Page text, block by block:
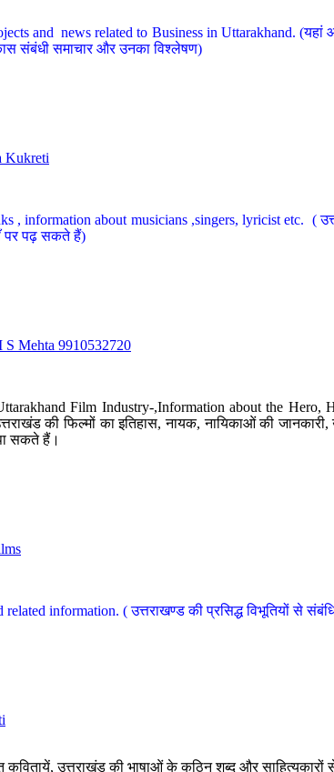
and news related to Business in Uttarakhand.
संबंधी समाचार और उनका विश्लेषण)
Kukreti
, information about musicians ,singers, lyricist etc. (
पर पढ़ सकते हैं)
S Mehta 9910532720
Film Industry-,Information about the Hero,
की फिल्मों का इतिहास, नायक, नायिकाओं की
सकते हैं।
information. ( उत्तराखण्ड की प्रसिद्ध विभूतियों से
उत्तराखंड की भाषाओं के कठिन शब्द और साहित्यकारों